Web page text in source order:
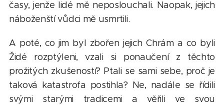
časy, jenže lidé mě neposlouchali. Naopak, jejich
náboženští vůdci mě usmrtili.
A poté, co jim byl zbořen jejich Chrám a co byli
Židé rozptýleni, vzali si ponaučení z těchto
prožitých zkušeností? Ptali se sami sebe, proč je
taková katastrofa postihla? Ne, nadále se řídili
svými starými tradicemi a věřili ve svou